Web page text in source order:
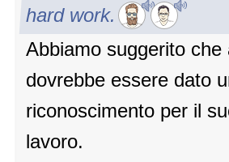
hard work.
Abbiamo suggerito che
dovrebbe essere dato
riconoscimento per il
lavoro.